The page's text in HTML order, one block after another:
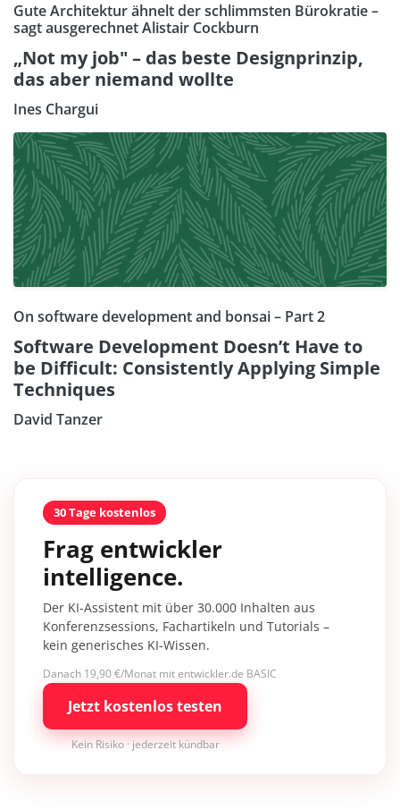
Gute Architektur ähnelt der schlimmsten Bürokratie –
sagt ausgerechnet Alistair Cockburn
„Not my job" – das beste Designprinzip,
das aber niemand wollte
Ines Chargui
On software development and bonsai – Part 2
Software Development Doesn’t Have to
be Difficult: Consistently Applying Simple
Techniques
David Tanzer
30 Tage kostenlos
Frag entwickler
intelligence.
Der KI-Assistent mit über 30.000 Inhalten aus
Konferenzsessions, Fachartikeln und Tutorials –
kein generisches KI-Wissen.
Danach 19,90 €/Monat mit entwickler.de BASIC
Jetzt kostenlos testen
Kein Risiko · jederzeit kündbar